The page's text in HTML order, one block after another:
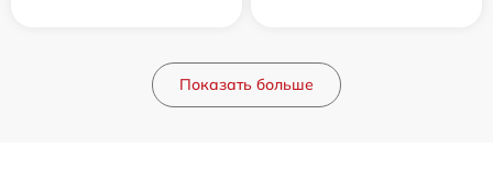
Показать больше